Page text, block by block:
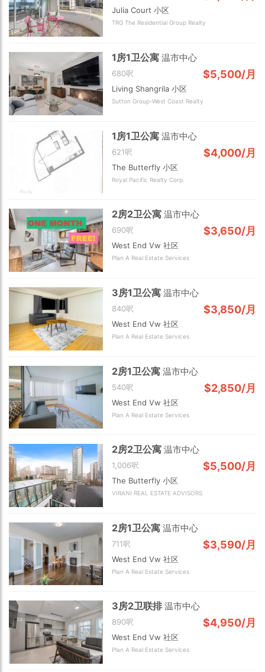
Choose view
Map view
Satellite
Traffic conditions
Show traffic incidents
Julia Court 小区
TRG The Residential Group Realty
1房1卫公寓温市中心
680呎 $5,500/月
Living Shangrila 小区
Sutton Group-West Coast Realty
1房1卫公寓温市中心
621呎 $4,000/月
The Butterfly 小区
Royal Pacific Realty Corp.
2房2卫公寓温市中心
690呎 $3,650/月
West End Vw 社区
Plan A Real Estate Services
3房1卫公寓温市中心
840呎 $3,850/月
West End Vw 社区
Plan A Real Estate Services
2房1卫公寓温市中心
540呎 $2,850/月
West End Vw 社区
Plan A Real Estate Services
2房2卫公寓温市中心
1,006呎 $5,500/月
The Butterfly 小区
VIRANI REAL ESTATE ADVISORS
2房1卫公寓温市中心
711呎 $3,590/月
West End Vw 社区
Plan A Real Estate Services
3房2卫联排温市中心
890呎 $4,950/月
West End Vw 社区
Plan A Real Estate Services